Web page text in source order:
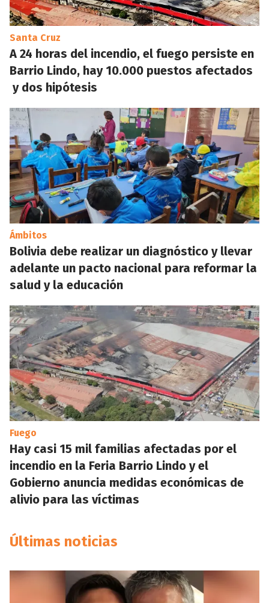
Santa Cruz
A 24 horas del incendio, el fuego persiste en
Barrio Lindo, hay 10.000 puestos afectados
y dos hipótesis
Ámbitos
Bolivia debe realizar un diagnóstico y llevar
adelante un pacto nacional para reformar la
salud y la educación
Fuego
Hay casi 15 mil familias afectadas por el
incendio en la Feria Barrio Lindo y el
Gobierno anuncia medidas económicas de
alivio para las víctimas
Últimas noticias